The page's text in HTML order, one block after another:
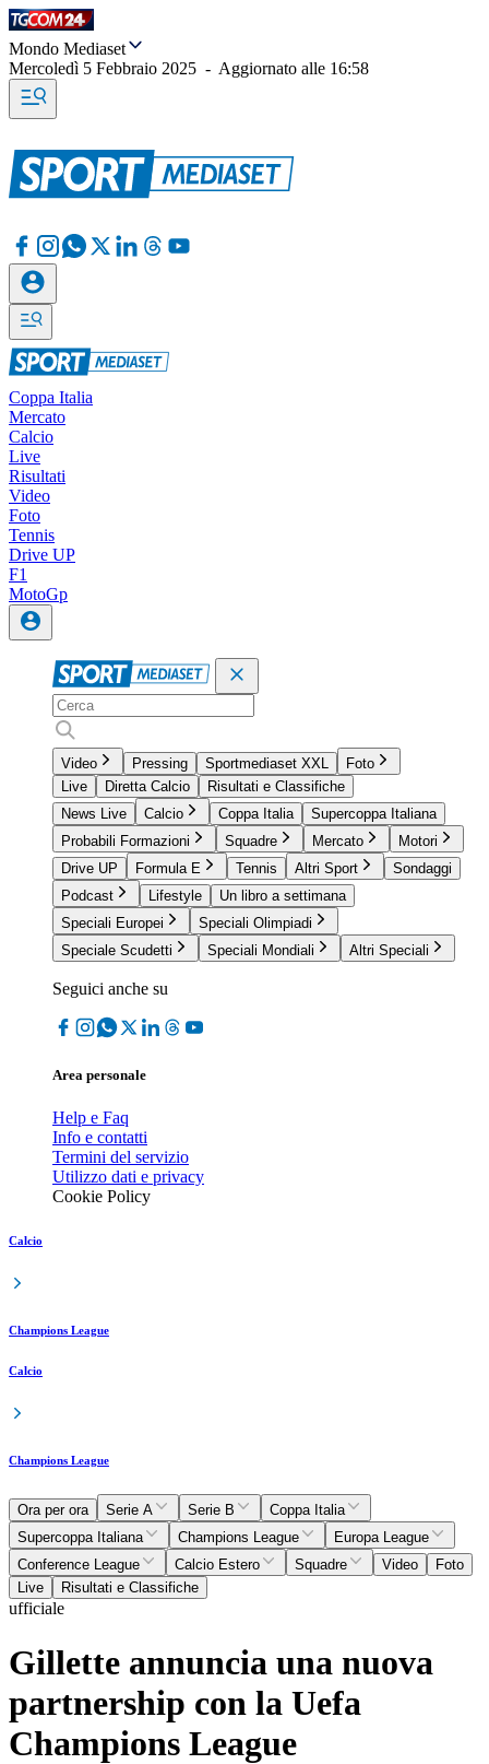
Mondo Mediaset
Mercoledì 5 Febbraio 2025 - Aggiornato alle 16:58
Coppa Italia
Mercato
Calcio
Live
Risultati
Video
Foto
Tennis
Drive UP
F1
MotoGp
Video Pressing Sportmediaset XXL
Foto
Live
Diretta Calcio
Risultati e Classifiche
News Live
Calcio Coppa Italia
Supercoppa Italiana
Probabili Formazioni
Squadre Mercato
Motori
Drive UP
Formula E Tennis Altri Sport
Sondaggi
Podcast
Lifestyle
Un libro a settimana
Speciali Europei
Speciali Olimpiadi
Speciale Scudetti
Speciali Mondiali Altri Speciali
Seguici anche su
Area personale
Help e Faq
Info e contatti
Termini del servizio
Utilizzo dati e privacy
Cookie Policy
Calcio
Champions League
Calcio
Champions League
Ora per ora Serie A Serie B
Coppa Italia
Supercoppa Italiana
Champions League
Europa League
Conference League
Calcio Estero Squadre Video
Foto
Live
Risultati e Classifiche
ufficiale
Gillette annuncia una nuova
partnership con la Uefa
Champions League